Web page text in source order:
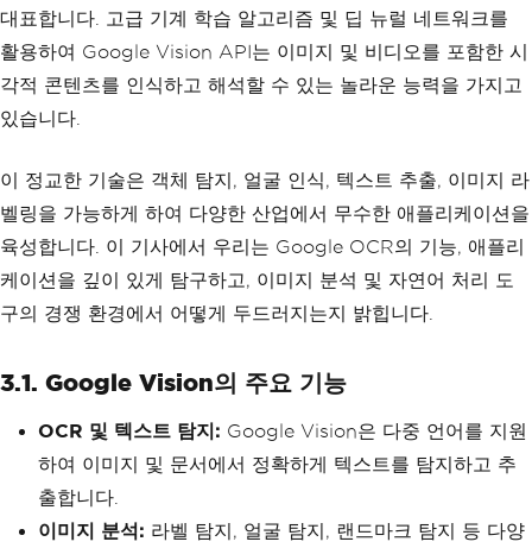
d to asynchronously analyze the docume
nt
var
umentAsync
대표합니다. 고급 기계 학습 알고리즘 및 딥 뉴럴 네트워크를
활용하여 Google Vision API는 이미지 및 비디오를 포함한 시
각적 콘텐츠를 인식하고 해석할 수 있는 놀라운 능력을 가지고
있습니다.
이 정교한 기술은 객체 탐지, 얼굴 인식, 텍스트 추출, 이미지 라
벨링을 가능하게 하여 다양한 산업에서 무수한 애플리케이션을
육성합니다. 이 기사에서 우리는 Google OCR의 기능, 애플리
케이션을 깊이 있게 탐구하고, 이미지 분석 및 자연어 처리 도
구의 경쟁 환경에서 어떻게 두드러지는지 밝힙니다.
3.1. Google Vision의 주요 기능
OCR 및 텍스트 탐지: Google Vision은 다중 언어를 지원
하여 이미지 및 문서에서 정확하게 텍스트를 탐지하고 추
출합니다.
이미지 분석: 라벨 탐지, 얼굴 탐지, 랜드마크 탐지 등 다양